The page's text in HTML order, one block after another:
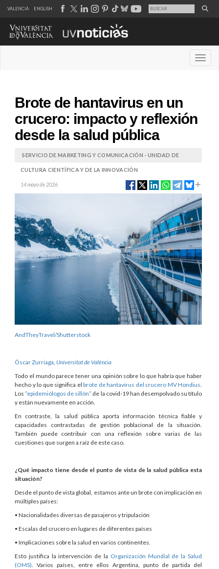
VALENCIÀ ENGLISH
Brote de hantavirus en un
crucero: impacto y reflexión
desde la salud pública
SERVICIO DE MARKETING Y COMUNICACIÓN - UNIDAD DE
CULTURA CIENTÍFICA Y DE LA INNOVACIÓN
14 mayo de 2026
AndTheyTravel/Shutterstock
Óscar Zurriaga Universitat de València
Todo el mundo parece tener una opinión sobre lo que habría que haber
hecho y lo que significa el brote de hantavirus del crucero MV Hondius
Los “epidemiólogos de sillón” de la covid-19 han desempolvado su título
y están nuevamente en acción.
En contraste, la salud pública aporta información técnica fiable y
capacidades contrastadas de gestión poblacional de la situación.
También puede contribuir con una reflexión sobre varias de las
cuestiones que surgen a raíz de este caso.
¿Qué impacto tiene desde el punto de vista de la salud pública esta
situación?
Desde el punto de vista global, estamos ante un brote con implicación en
múltiples países:
• Nacionalidades diversas de pasajeros y tripulación
• Escalas del crucero en lugares de diferentes países
• Implicaciones sobre la salud en varios continentes.
Esto justifica la intervención de la Organización Mundial de la Salud
(OMS) . Varios países, entre ellos Argentina, punto de partida del